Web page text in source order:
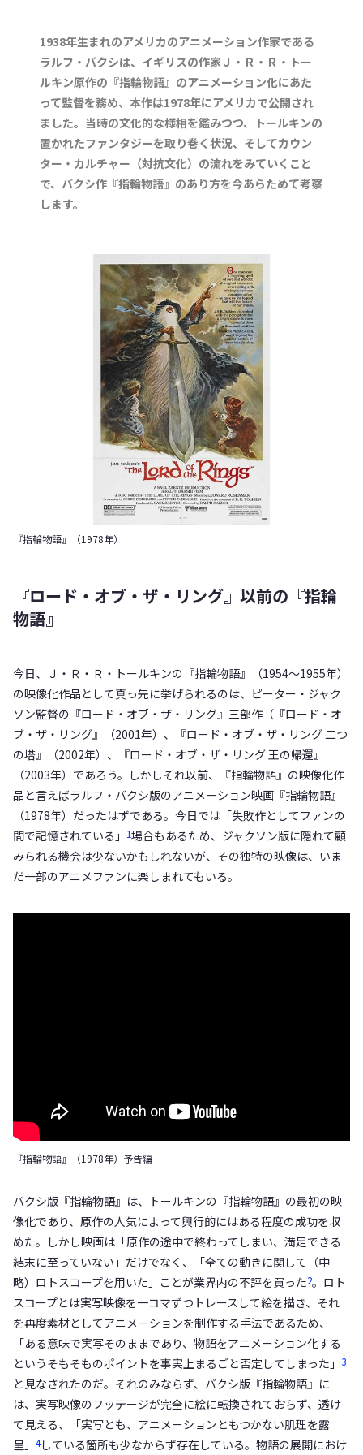
1938年生まれのアメリカのアニメーション作家である
ラルフ・バクシは、イギリスの作家Ｊ・Ｒ・Ｒ・トー
ルキン原作の『指輪物語』のアニメーション化にあた
って監督を務め、本作は1978年にアメリカで公開され
ました。当時の文化的な様相を鑑みつつ、トールキンの
置かれたファンタジーを取り巻く状況、そしてカウン
ター・カルチャー（対抗文化）の流れをみていくこと
で、バクシ作『指輪物語』のあり方を今あらためて考察
します。
『指輪物語』（1978年）
『ロード・オブ・ザ・リング』以前の『指輪
物語』
今日、Ｊ・Ｒ・Ｒ・トールキンの『指輪物語』（1954～1955年）
の映像化作品として真っ先に挙げられるのは、ピーター・ジャク
ソン監督の『ロード・オブ・ザ・リング』三部作（『ロード・オ
ブ・ザ・リング』（2001年）、『ロード・オブ・ザ・リング 二つ
の塔』（2002年）、『ロード・オブ・ザ・リング 王の帰還』
（2003年）であろう。しかしそれ以前、『指輪物語』の映像化作
品と言えばラルフ・バクシ版のアニメーション映画『指輪物語』
（1978年）だったはずである。今日では「失敗作としてファンの
間で記憶されている」 1場合もあるため、ジャクソン版に隠れて顧
みられる機会は少ないかもしれないが、その独特の映像は、いま
だ一部のアニメファンに楽しまれてもいる。
『指輪物語』（1978年）予告編
バクシ版『指輪物語』は、トールキンの『指輪物語』の最初の映
像化であり、原作の人気によって興行的にはある程度の成功を収
めた。しかし映画は「原作の途中で終わってしまい、満足できる
結末に至っていない」だけでなく、「全ての動きに関して（中
略）ロトスコープを用いた」ことが業界内の不評を買った2。ロト
スコープとは実写映像を一コマずつトレースして絵を描き、それ
を再度素材としてアニメーションを制作する手法であるため、
「ある意味で実写そのままであり、物語をアニメーション化する
というそもそものポイントを事実上まるごと否定してしまった」 3
と見なされたのだ。それのみならず、バクシ版『指輪物語』に
は、実写映像のフッテージが完全に絵に転換されておらず、透け
て見える、「実写とも、アニメーションともつかない肌理を露
呈」 4している箇所も少なからず存在している。物語の展開におけ